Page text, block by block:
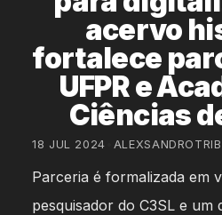
acervo
fortalece
UFPR e
Ciências
18 JUL 2024
Parceria é formalizada em
pesquisador do C3SL e um